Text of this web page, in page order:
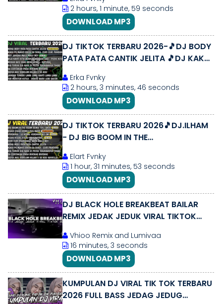
2 hours, 1 minute, 59 seconds
DOWNLOAD MP3
DJ TIKTOK TERBARU 2026-🎵DJ BODY
PATA PATA CANTIK JELITA 🎵DJ KAKA
Erka Fvnky
2 hours, 3 minutes, 46 seconds
DOWNLOAD MP3
DJ TIKTOK TERBARU 2026🎵DJ.ILHAM
- DJ BIG BOOM IN THE
REMIX 2026
Elart Fvnky
1 hour, 31 minutes, 53 seconds
DOWNLOAD MP3
DJ BLACK HOLE BREAKBEAT BAILAR
REMIX JEDAK JEDUK VIRAL TIKTOK
Vhioo Remix and Lumivaa
16 minutes, 3 seconds
DOWNLOAD MP3
KUMPULAN ‎DJ VIRAL TIK TOK TERBARU
2026 FULL BASS JEDAG JEDUG